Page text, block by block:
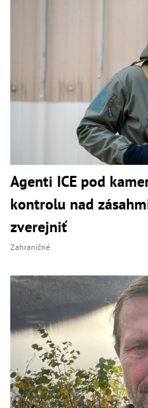
Agenti ICE pod
kontrolu nad
zverejniť
Zahraničné